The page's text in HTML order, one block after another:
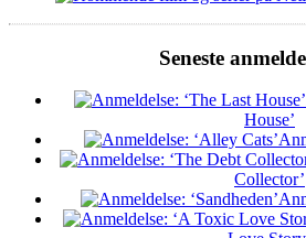
Seneste
House’
Collector’